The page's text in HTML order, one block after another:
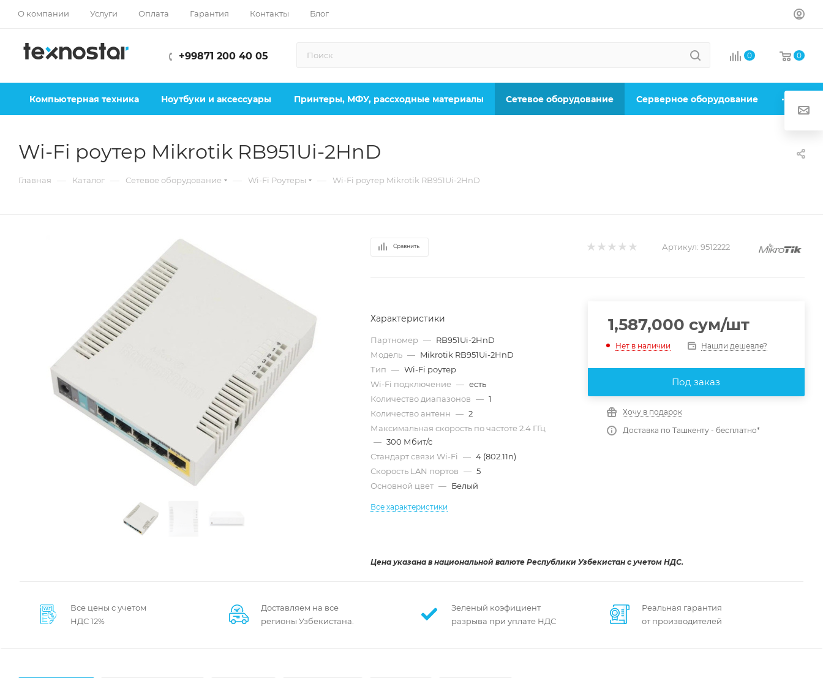
О компании Услуги Оплата Гарантия Контакты Блог
+99871 200 40 05 0 0
Компьютерная техника Ноутбуки и аксессуары Принтеры, МФУ, рассходные материалы Сетевое оборудование Серверное оборудование
Wi-Fi роутер Mikrotik RB951Ui-2HnD
Главная — Каталог — Сетевое оборудование — Wi-Fi Роутеры — Wi-Fi роутер Mikrotik RB951Ui-2HnD
Сравнить Артикул: 9512222
Характеристики
Партномер — RB951Ui-2HnD
Модель — Mikrotik RB951Ui-2HnD
Тип — Wi-Fi роутер
Wi-Fi подключение — есть
Количество диапазонов — 1
Количество антенн — 2
Максимальная скорость по частоте 2.4 ГГц
— 300 Мбит/с
Стандарт связи Wi-Fi
— 4 (802.11n)
Скорость LAN портов — 5
Основной цвет — Белый
Все характеристики
1,587,000 сум/шт
Нет в наличии Нашли дешевле?
Под заказ
Хочу в подарок
Доставка по Ташкенту - бесплатно*
Цена указана в национальной валюте Республики Узбекистан с учетом НДС.
Все цены с учетом
НДС 12%
Доставляем на все
регионы Узбекистана.
Зеленый коэфициент
разрыва при уплате НДС
Реальная гарантия
от производителей